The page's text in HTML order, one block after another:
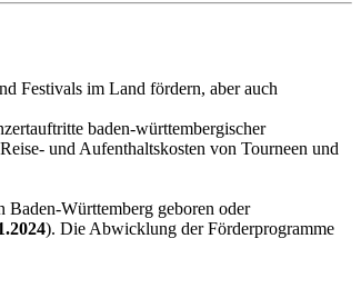
Festivals im Land fördern, aber auch
baden-württembergischer
und Aufenthaltskosten von Tourneen und
Baden-Württemberg geboren oder
). Die Abwicklung der Förderprogramme